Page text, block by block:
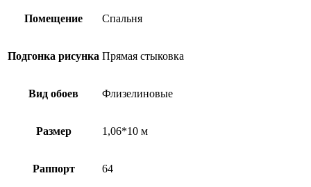
Помещение Спальня
Подгонка рисунка Прямая стыковка
Вид обоев Флизелиновые
Размер 1,06*10 м
Раппорт 64